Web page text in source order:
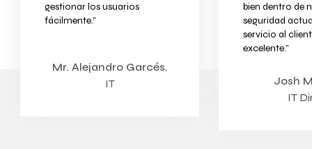
gestionar los usuarios
fácilmente.”
Mr. Alejandro Garcés,
IT
bien dentro de
seguridad
servicio al
excelente.”
Josh
IT